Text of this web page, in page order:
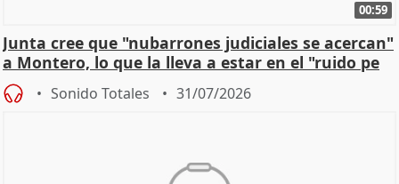
00:59
Junta cree que "nubarrones judiciales se acercan"
a Montero, lo que la lleva a estar en el "ruido pe
Sonido Totales 31/07/2026